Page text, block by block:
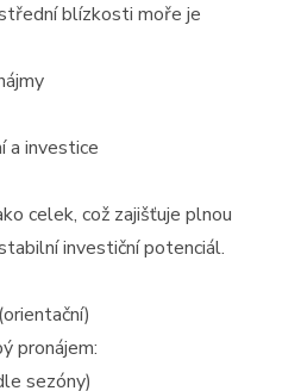
blízkosti moře je
a investice
celek, což zajišťuje plnou
investiční potenciál.
pronájem:
sezóny)